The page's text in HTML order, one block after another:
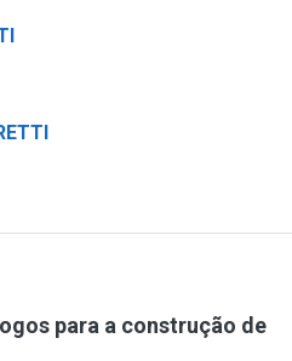
para a construção de